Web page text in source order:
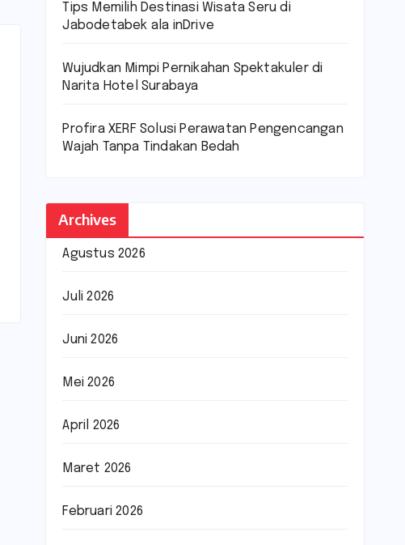
Tips Memilih Destinasi Wisata Seru di
Jabodetabek ala inDrive
Wujudkan Mimpi Pernikahan Spektakuler di
Narita Hotel Surabaya
Profira XERF Solusi Perawatan Pengencangan
Wajah Tanpa Tindakan Bedah
Archives
Agustus 2026
Juli 2026
Juni 2026
Mei 2026
April 2026
Maret 2026
Februari 2026